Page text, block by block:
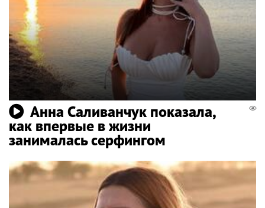
Анна Саливанчук показала,
как впервые в жизни
занималась серфингом